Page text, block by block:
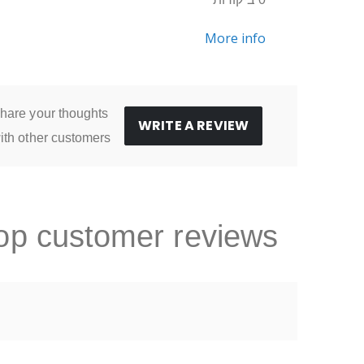
More info
WRITE A REVIEW
your thoughts
other customers
customer reviews